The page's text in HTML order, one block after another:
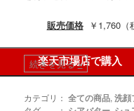
販売価格￥1,760（
楽天市場店で購入
続きを見る»
カテゴリ： 全ての商品,洗顔